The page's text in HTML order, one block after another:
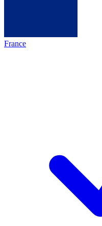
France